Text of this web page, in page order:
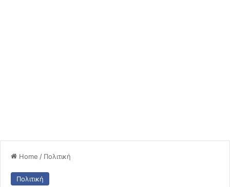
Home / Πολιτική
Πολιτική